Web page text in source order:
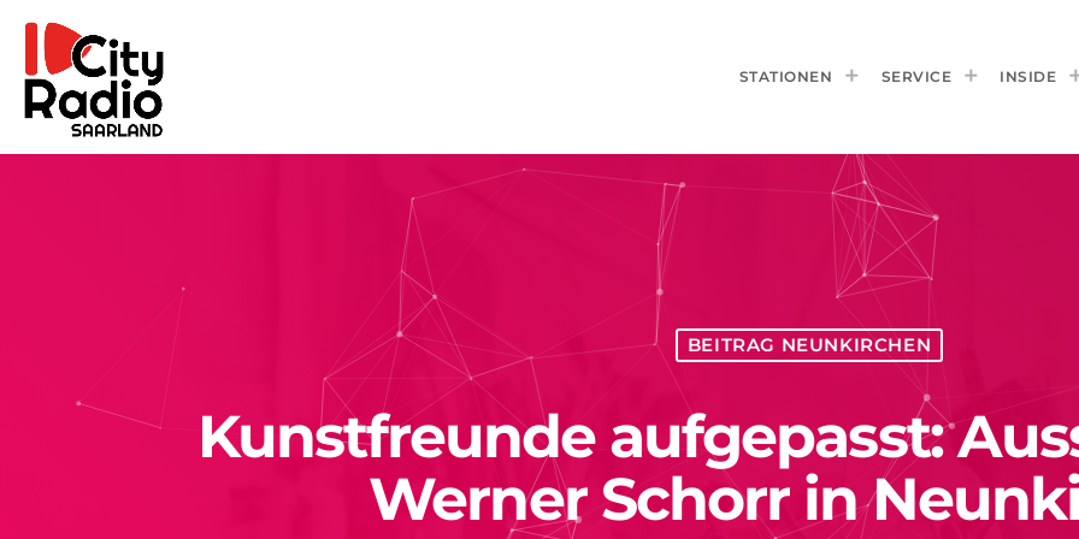
STATIONEN SERVICE INSIDE
BEITRAG NEUNKIRCHEN
Kunstfreunde aufgepasst:
Werner Schorr in